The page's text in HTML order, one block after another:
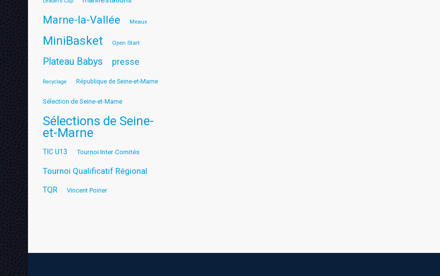
Marne-la-Vallée Meaux
MiniBasket Open Start
Plateau Babys presse
Recyclage République de Seine-et-Marne
Sélection de Seine-et-Marne
Sélections de Seine-
et-Marne
TIC U13 Tournoi Inter Comités
Tournoi Qualificatif Régional
TQR Vincent Poirier